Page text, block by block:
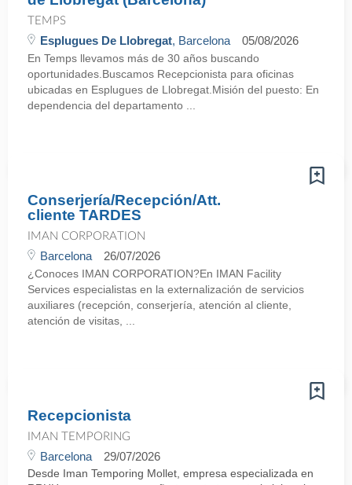
TEMPS
Esplugues De Llobregat, Barcelona 05/08/2026
En Temps llevamos más de 30 años buscando
oportunidades.Buscamos Recepcionista para oficinas
ubicadas en Esplugues de Llobregat.Misión del puesto: En
dependencia del departamento ...
Conserjería/Recepción/Att.
cliente TARDES
IMAN CORPORATION
Barcelona 26/07/2026
¿Conoces IMAN CORPORATION?En IMAN Facility
Services especialistas en la externalización de servicios
auxiliares (recepción, conserjería, atención al cliente,
atención de visitas, ...
Recepcionista
IMAN TEMPORING
Barcelona 29/07/2026
Desde Iman Temporing Mollet, empresa especializada en